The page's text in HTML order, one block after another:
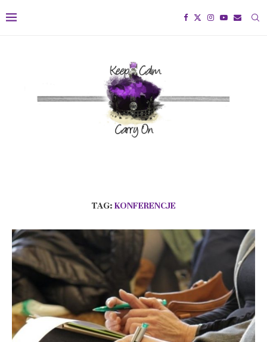
TAG: KONFERENCJE